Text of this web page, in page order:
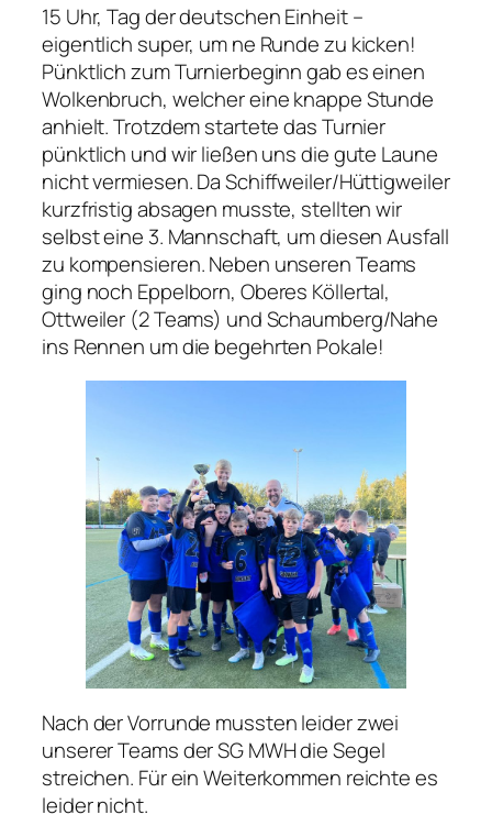
15 Uhr, Tag der deutschen Einheit –
eigentlich super, um ne Runde zu kicken!
Pünktlich zum Turnierbeginn gab es einen
Wolkenbruch, welcher eine knappe Stunde
anhielt. Trotzdem startete das Turnier
pünktlich und wir ließen uns die gute Laune
nicht vermiesen. Da Schiffweiler/Hüttigweiler
kurzfristig absagen musste, stellten wir
selbst eine 3. Mannschaft, um diesen Ausfall
zu kompensieren. Neben unseren Teams
ging noch Eppelborn, Oberes Köllertal,
Ottweiler (2 Teams) und Schaumberg/Nahe
ins Rennen um die begehrten Pokale!
Nach der Vorrunde mussten leider zwei
unserer Teams der SG MWH die Segel
streichen. Für ein Weiterkommen reichte es
leider nicht.